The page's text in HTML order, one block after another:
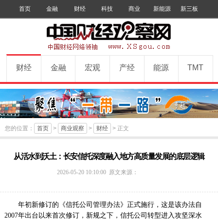
首页 金融 财经 科技 商业 新能源 新三板
财经 金融 宏观 产经 能源 TMT
您的位置： 首页 > 商业观察 > 财经 > 正文
从活水到沃土：长安信托深度融入地方高质量发展的底层逻辑
2026-05-20 10:10:00
财
观
原文来源：
年初新修订的《信托公司管理办法》正式施行，这是该办法自
2007年出台以来首次修订，新规之下，信托公司转型进入攻坚深水